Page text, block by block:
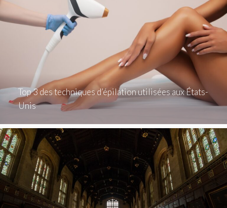
Top 3 des techniques d’épilation utilisées aux États-
Unis